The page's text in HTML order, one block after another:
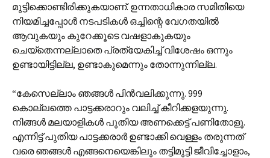
മുട്ടിക്കൊണ്ടിരിക്കുകയാണ്. ഉന്നതാധികാര സമിതിയെ
നിയമിച്ചപ്പോൾ നടപടികൾ ഒച്ചിന്റെ വേഗതയിൽ
ആവുകയും കുറേക്കൂടെ വഷളാകുകയും
ചെയ്തെന്നല്ലാതെ പ്രത്യേകിച്ച് വിശേഷം ഒന്നും
ഉണ്ടായിട്ടില്ല, ഉണ്ടാകുമെന്നും തോന്നുന്നില്ല.
“കേസെല്ലാം ഞങ്ങൾ പിൻ‌വലിക്കുന്നു. 999
കൊല്ലത്തെ പാട്ടക്കരാറും വലിച്ച് കീറിക്കളയുന്നു.
നിങ്ങൾ മലയാളികൾ പുതിയ അണക്കെട്ട് പണിതോളൂ.
എന്നിട്ട് പുതിയ പാട്ടക്കരാർ ഉണ്ടാക്കി വെള്ളം തരുന്നത്
വരെ ഞങ്ങൾ എങ്ങനെയെങ്കിലും തട്ടിമുട്ടി ജീവിച്ചോളാം,